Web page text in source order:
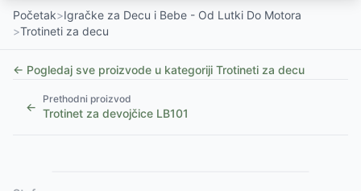
Početak>Igračke za Decu i Bebe - Od Lutki Do Motora
>Trotineti za decu
← Pogledaj sve proizvode u kategoriji Trotineti za decu
←
Prethodni proizvod
Trotinet za devojčice LB101